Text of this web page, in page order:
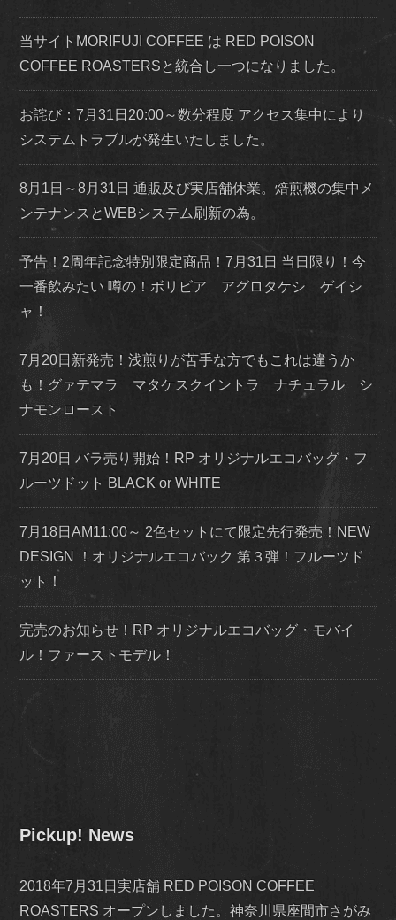
当サイトMORIFUJI COFFEE は RED POISON
COFFEE ROASTERSと統合し一つになりました。
お詫び：7月31日20:00～数分程度 アクセス集中により
システムトラブルが発生いたしました。
8月1日～8月31日 通販及び実店舗休業。焙煎機の集中メ
ンテナンスとWEBシステム刷新の為。
予告！2周年記念特別限定商品！7月31日 当日限り！今
一番飲みたい 噂の！ボリビア アグロタケシ ゲイシ
ャ！
7月20日新発売！浅煎りが苦手な方でもこれは違うか
も！グァテマラ マタケスクイントラ ナチュラル シ
ナモンロースト
7月20日 バラ売り開始！RP オリジナルエコバッグ・フ
ルーツドット BLACK or WHITE
7月18日AM11:00～ 2色セットにて限定先行発売！NEW
DESIGN ！オリジナルエコバック 第３弾！フルーツド
ット！
完売のお知らせ！RP オリジナルエコバッグ・モバイ
ル！ファーストモデル！
Pickup! News
2018年7月31日実店舗 RED POISON COFFEE
ROASTERS オープンしました。神奈川県座間市さがみ